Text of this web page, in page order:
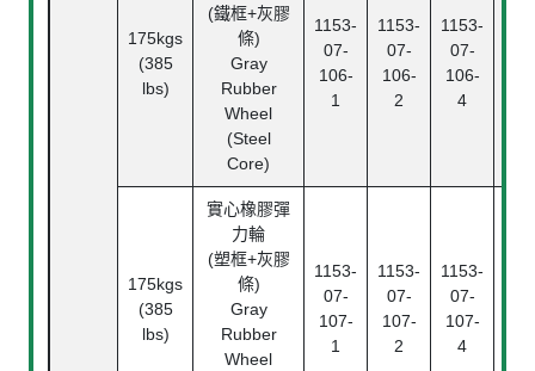
175kgs
(385
lbs)
(鐵框+灰膠
條)
Gray
Rubber
Wheel
(Steel
Core)
1153-
07-
106-
1
1153-
07-
106-
2
1153-
07-
106-
4
175kgs
(385
lbs)
實心橡膠彈
力輪
(塑框+灰膠
條)
Gray
Rubber
Wheel
1153-
07-
107-
1
1153-
07-
107-
2
1153-
07-
107-
4